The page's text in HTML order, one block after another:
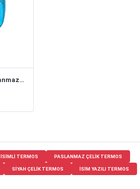
Kulplu Turkuaz Paslanmaz Çelik Termos Kupa – 415 Ml
ISIMLI TERMOS PASLANMAZ ÇELIK TERMOS
SIYAH ÇELIK TERMOS ISIM YAZILI TERMOS